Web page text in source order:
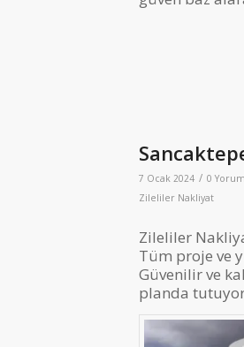
7 Ocak 2024 / 0
Zileliler Nakliyat
Zileliler
Tüm proje ve
Güvenilir ve
planda